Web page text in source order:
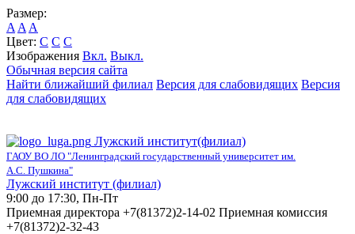
Размер:
A A A
Цвет: C C C
Изображения Вкл. Выкл.
Обычная версия сайта
Найти ближайший филиал Версия для слабовидящих Версия
для слабовидящих
Лужский институт(филиал)
ГАОУ ВО ЛО "Ленинградский государственный университет им.
А.С. Пушкина"
Лужский институт (филиал)
9:00 до 17:30, Пн-Пт
Приемная директора +7(81372)2-14-02 Приемная комиссия
+7(81372)2-32-43